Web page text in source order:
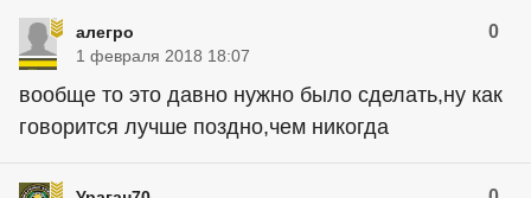
алегро 0
1 февраля 2018 18:07
вообще то это давно нужно было сделать,ну как
говорится лучше поздно,чем никогда